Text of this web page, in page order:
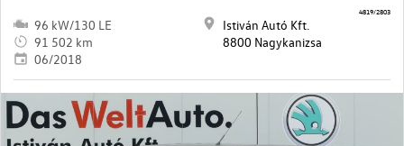
96 kW/130 LE
91 502 km
06/2018
Istiván Autó Kft.
8800 Nagykanizsa
4819/2803